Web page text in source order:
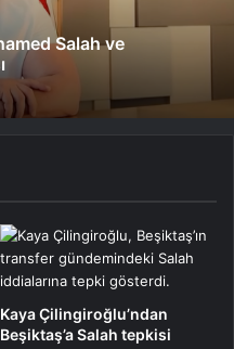
Salah ve
Kaya Çilingiroğlu’ndan
Beşiktaş’a Salah tepkisi